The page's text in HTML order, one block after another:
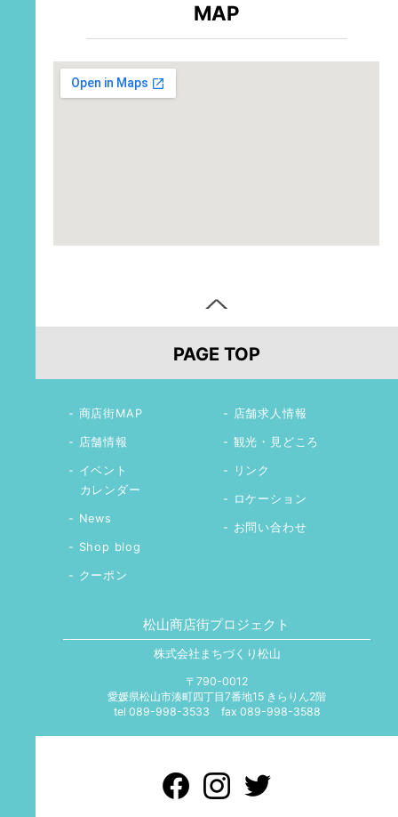
MAP
PAGE TOP
商店街MAP
店舗情報
イベント
カレンダー
News
Shop blog
クーポン
店舗求人情報
観光・見どころ
リンク
ロケーション
お問い合わせ
松山商店街プロジェクト
株式会社まちづくり松山
〒790-0012
愛媛県松山市湊町四丁目7番地15 きらりん2階
tel 089-998-3533
fax 089-998-3588